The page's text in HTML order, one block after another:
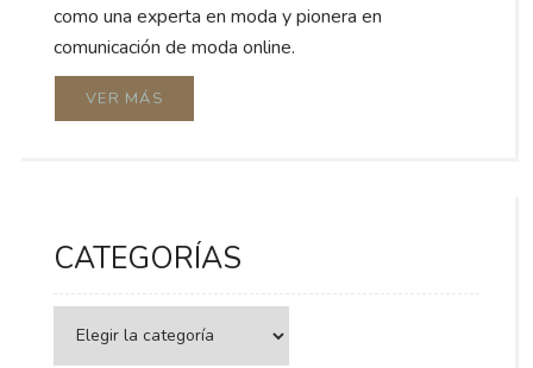
como una experta en moda y pionera en
comunicación de moda online.
VER MÁS
CATEGORÍAS